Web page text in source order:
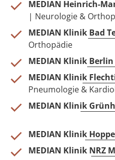
MEDIAN Heinrich-
| Neurologie &
MEDIAN Klinik Bad
Orthopädie
MEDIAN Klinik
MEDIAN Klinik
Pneumologie &
MEDIAN Klinik
MEDIAN Klinik
MEDIAN Klinik NRZ